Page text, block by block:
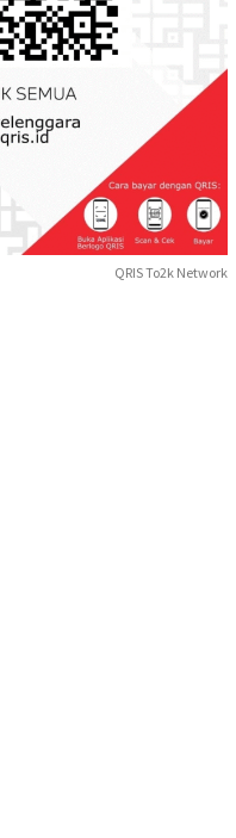
QRIS To2k Network